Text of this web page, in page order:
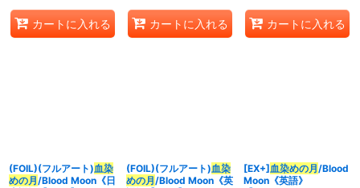
カートに入れる カートに入れる カートに入れる
(FOIL)(フルアート)血染
めの月/Blood Moon《日
(FOIL)(フルアート)血染
めの月/Blood Moon《英
[EX+]血染めの月/Blood
Moon《英語》